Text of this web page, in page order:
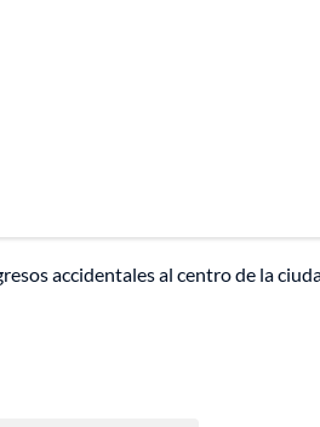
accidentales al centro de la